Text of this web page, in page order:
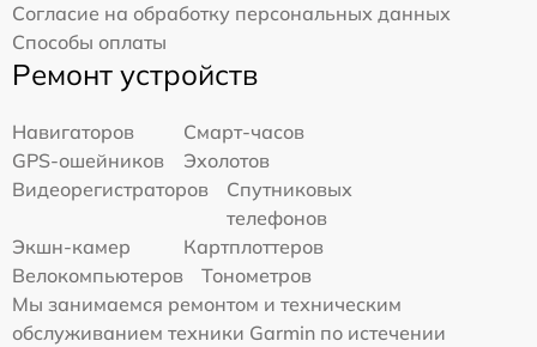
Согласие на обработку персональных данных
Способы оплаты
Ремонт устройств
Навигаторов
Смарт-часов
GPS-ошейников
Эхолотов
Видеорегистраторов
Спутниковых
телефонов
Экшн-камер
Картплоттеров
Велокомпьютеров
Тонометров
Мы занимаемся ремонтом и техническим
обслуживанием техники Garmin по истечении